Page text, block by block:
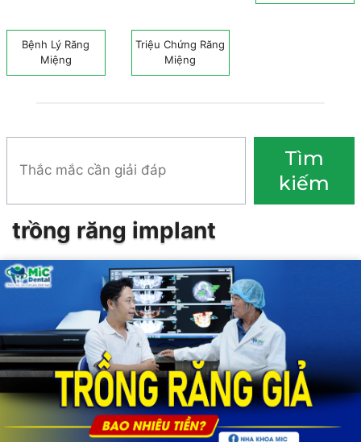
Bệnh Lý Răng
Miệng
Triệu Chứng Răng
Miệng
kiếm
Tìm
kiếm
trồng răng implant